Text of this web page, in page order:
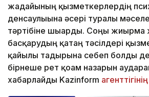
жағдайының қызметкерлердің
денсаулығына әсері туралы
тәртібіне шығарды. Соңғы
басқарудың қатаң тәсілдері
қайғылы тағдырына себеп болды
бірнеше рет қоғам назарын
хабарлайды Kazinform